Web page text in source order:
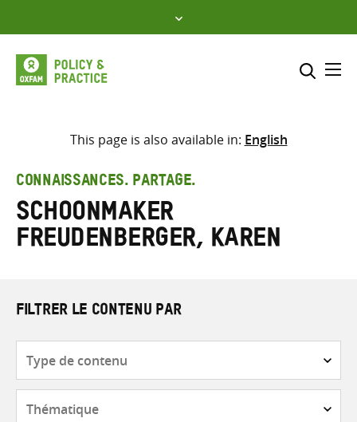
to
content
Sélectionner l’emplacement
Saisir
termes
de
This page is also available in: English
CONNAISSANCES. PARTAGE.
Schoonmaker
Freudenberger, Karen
FILTRER LE CONTENU PAR
contenu